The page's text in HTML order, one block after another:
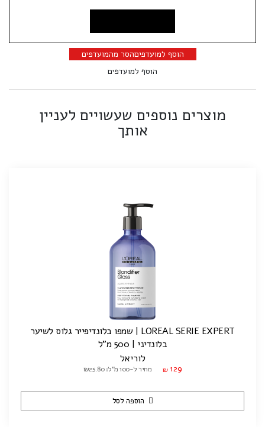
הוסף למועדפיםהסר מהמועדפים
הוסף למועדפים
מוצרים נוספים שעשויים לעניין
אותך
LOREAL SERIE EXPERT | שמפו בלונדיפייר גלוס לשיער
בלונדיני | 500 מ"ל
לוריאל
₪ 129 מחיר ל-100 מ"ל: ₪25.80
הוספה לסל